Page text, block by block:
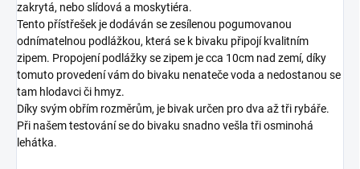
zakrytá, nebo slídová a moskytiéra.
Tento přístřešek je dodáván se zesílenou pogumovanou
odnímatelnou podlážkou, která se k bivaku připojí kvalitním
zipem. Propojení podlážky se zipem je cca 10cm nad zemí, díky
tomuto provedení vám do bivaku nenateče voda a nedostanou se
tam hlodavci či hmyz.
Díky svým obřím rozměrům, je bivak určen pro dva až tři rybáře.
Při našem testování se do bivaku snadno vešla tři osminohá
lehátka.